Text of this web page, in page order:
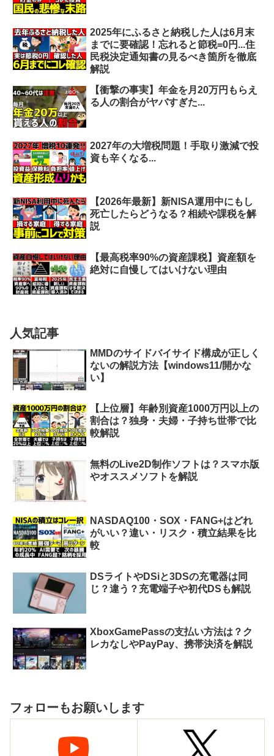
2025年にふるさと納税した人は6月末
までに要確認！忘れると節税=0円...住
民税決定通知書の見るべき箇所を徹底
解説
【衝撃の事実】年金を月20万円もらえ
る人の割合がヤバすぎた...
2027年の大増税問題！手取り激減で投
資も辛くなる...
【2026年最新】新NISA運用中にもし
死亡したらどうなる？相続や課税を解
説
【最高税率90%の資産課税】資産額を
絶対に自慢してはいけない理由
人気記事
MMDのサイドバイサイド構成が正しく
ないの解説方法【windows11/開かな
い】
【上位層】年齢別資産1000万円以上の
割合は？独身・夫婦・子持ち世帯で比
較解説
無料のLive2D制作ソフトは？スマホ版
やオススメソフトを解説
NASDAQ100・SOX・FANG+はどれ
がいい？違い・リスク・積立結果を比
較
DSライトやDSiと3DSの充電器は同
じ？違う？充電端子や初代DSも解説
XboxGamePassの支払い方法は？ク
レカなしやPayPay、携帯決済を解説
フォローもお願いします